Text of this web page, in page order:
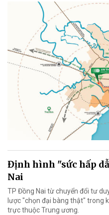
Định hình "sức hấp
Nai
TP Đồng Nai từ chuyển đổi tư
lược "chọn đại bàng thật" trong
trực thuộc Trung ương.